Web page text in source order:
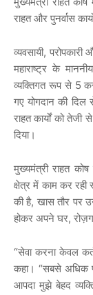
राहत और पुनर्वास
व्यवसायी, परोपकारी
महाराष्ट्र के माननीय
व्यक्तिगत रूप से5
गए योगदान की दिल
राहत कार्यों को तेजी से
दिया।
मुख्यमंत्री राहत कोष
क्षेत्र में काम कर रही
की है, खास तौर पर
होकर अपने घर,
“सेवा करना केवल
कहा। “सबसे अधिक
आपदा मुझे बेहद